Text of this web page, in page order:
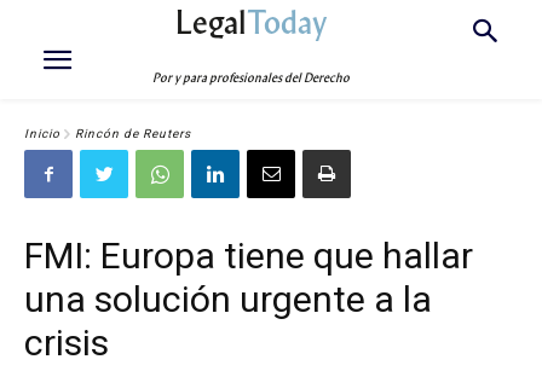
LegalToday
Por y para profesionales del Derecho
Inicio Rincón de Reuters
FMI: Europa tiene que hallar
una solución urgente a la
crisis